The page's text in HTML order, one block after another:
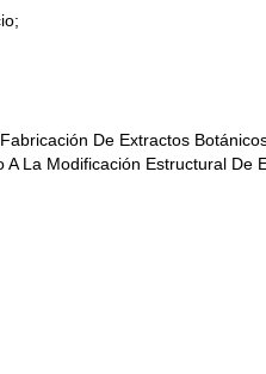
De Extractos
La Modificación Estructural De